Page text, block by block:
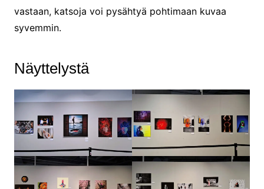
vastaan, katsoja voi pysähtyä pohtimaan kuvaa
syvemmin.
Näyttelystä